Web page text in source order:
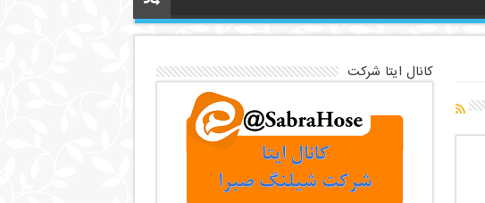
کانال ایتا شرکت